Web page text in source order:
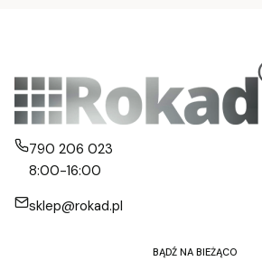
790 206 023
8:00-16:00
sklep@rokad.pl
BĄDŹ NA BIEŻĄCO